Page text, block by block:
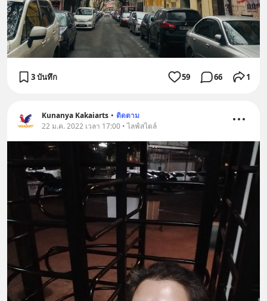
3 บันทึก 59 66 1
Kunanya Kakaiarts • ติดตาม
22 ม.ค. 2022 เวลา 17:00 • ไลฟ์สไตล์